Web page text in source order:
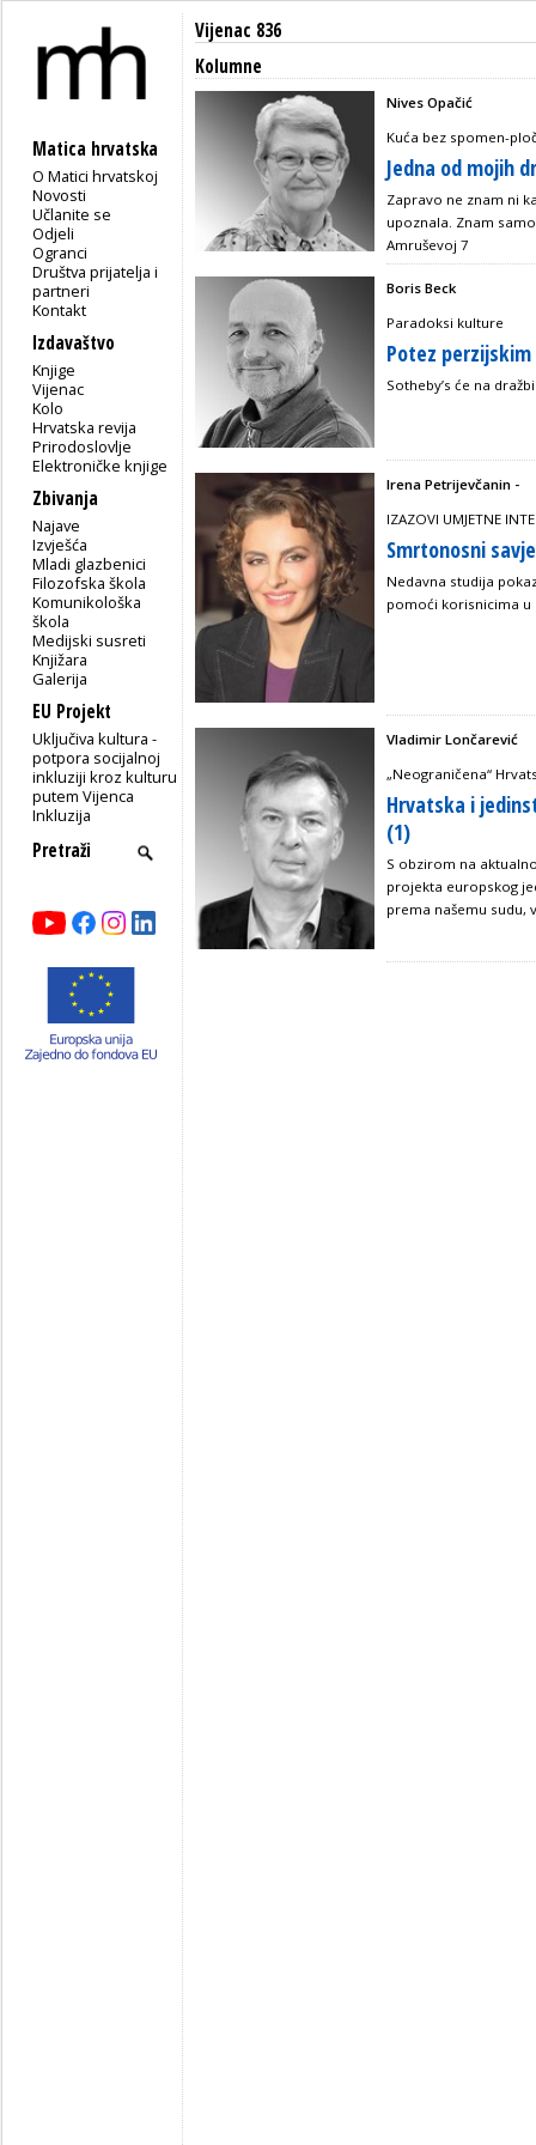
Matica hrvatska
O Matici hrvatskoj
Novosti
Učlanite se
Odjeli
Ogranci
Društva prijatelja i
partneri
Kontakt
Izdavaštvo
Knjige
Vijenac
Kolo
Hrvatska revija
Prirodoslovlje
Elektroničke knjige
Zbivanja
Najave
Izvješća
Mladi glazbenici
Filozofska škola
Komunikološka
škola
Medijski susreti
Knjižara
Galerija
EU Projekt
Uključiva kultura -
potpora socijalnoj
inkluziji kroz kulturu
putem Vijenca
Inkluzija
Vijenac 836
Kolumne
Nives Opačić
Kuća bez spomen-
Jedna od mojih
Zapravo ne znam ni
upoznala. Znam
Amruševoj 7
Boris Beck
Paradoksi kulture
Potez
Sotheby’s će na
Irena Petrijevčanin -
IZAZOVI UMJETNE
Smrtonosni
Nedavna studija
pomoći korisnicima u
Vladimir Lončarević
„Neograničena“
Hrvatska i
(1)
S obzirom na
projekta europskog
prema našemu sudu,